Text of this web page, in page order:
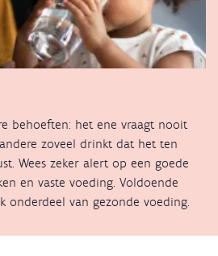
behoeften: het ene vraagt nooit
zoveel drinkt dat het ten
Wees zeker alert op een goede
en vaste voeding. Voldoende
onderdeel van gezonde voeding.